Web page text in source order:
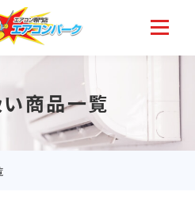
商品一覧